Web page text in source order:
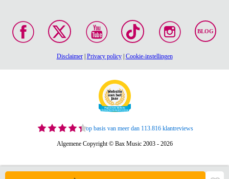
BLOG
Disclaimer| Privacy policy| Cookie-instellingen
op basis van meer dan 113.816 klantreviews
Algemene Copyright © Bax Music 2003 - 2026